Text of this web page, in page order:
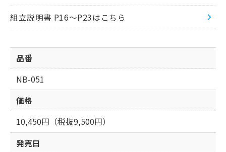
組立説明書 P16～P23はこちら
品番
NB-051
価格
10,450円（税抜9,500円）
発売日